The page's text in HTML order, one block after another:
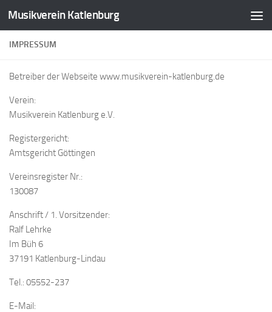
Zum Inhalt springen
Musikverein Katlenburg
IMPRESSUM
Betreiber der Webseite www.musikverein-katlenburg.de
Verein:
Musikverein Katlenburg e.V.
Registergericht:
Amtsgericht Göttingen
Vereinsregister Nr.:
130087
Anschrift / 1. Vorsitzender:
Ralf Lehrke
Im Büh 6
37191 Katlenburg-Lindau
Tel.: 05552-237
E-Mail: